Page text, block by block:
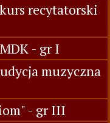
recytatorski
- gr I
muzyczna
- gr III